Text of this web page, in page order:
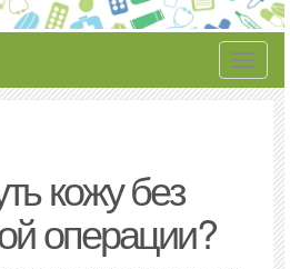
Toggle
кожу без
операции?